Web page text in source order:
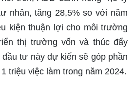
nhân, tăng 28,5% so với năm
kiện thuận lợi cho môi trường
thị trường vốn và thúc đẩy
tư này dự kiến sẽ góp phần
triệu việc làm trong năm 2024.